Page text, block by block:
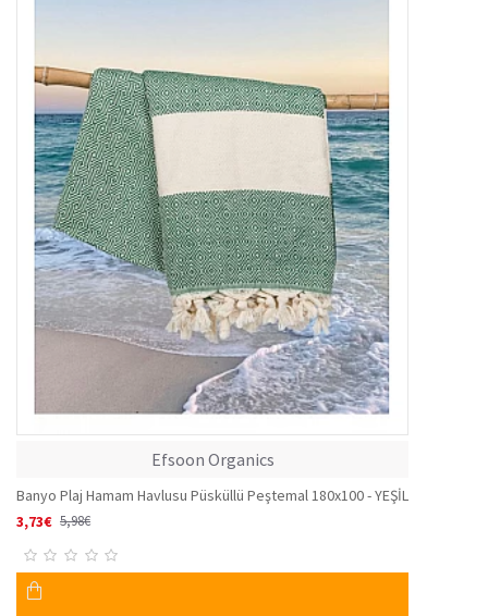
Efsoon Organics
Banyo Plaj Hamam Havlusu Püsküllü Peştemal 180x100 - YEŞİL
3,73€ 5,98€